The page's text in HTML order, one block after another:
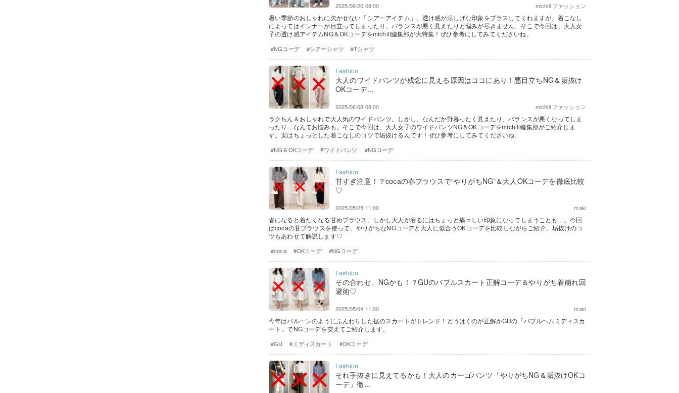
michill ファッション
2025/06/20 08:00
暑い季節のおしゃれに欠かせない「シアーアイテム」。透け感が涼しげな印象をプラスしてくれますが、着こなし
によってはインナーが目立ってしまったり、バランスが悪く見えたりと悩みが尽きません。そこで今回は、大人女
子の透け感アイテムNG＆OKコーデをmichill編集部が大特集！ぜひ参考にしてみてくださいね。
#NGコーデ #シアーシャツ #Tシャツ
大人のワイドパンツが残念に見える原因はココにあり！悪目立ちNG＆垢抜け
OKコーデ...
michill ファッション
2025/06/08 08:00
ラクちん＆おしゃれで大人気のワイドパンツ。しかし、なんだか野暮ったく見えたり、バランスが悪くなってしま
ったり…なんてお悩みも。そこで今回は、大人女子のワイドパンツNG＆OKコーデをmichill編集部がご紹介しま
す。実はちょっとした着こなしのコツで垢抜けるんです！ぜひ参考にしてみてくださいね。
#NG＆OKコーデ #ワイドパンツ #NGコーデ
甘すぎ注意！？cocaの春ブラウスで“やりがちNG”＆大人OKコーデを徹底比較
♡
maki
2025/05/25 11:00
春になると着たくなる甘めブラウス。しかし大人が着るにはちょっと痛々しい印象になってしまうことも…。今回
はcocaの甘ブラウスを使って、やりがちなNGコーデと大人に似合うOKコーデを比較しながらご紹介。垢抜けのコ
ツもあわせて解説します♡
#coca #OKコーデ #NGコーデ
その合わせ、NGかも！？GUのバブルスカート正解コーデ＆やりがち着崩れ回
避術♡
maki
2025/05/04 11:00
今年はバルーンのようにふんわりした裾のスカートがトレンド！どうはくのが正解かGUの「バブルヘムミディスカ
ート」でNGコーデを交えてご紹介します。
#GU #ミディスカート #OKコーデ
それ手抜きに見えてるかも！大人のカーゴパンツ「やりがちNG＆垢抜けOKコ
ーデ」徹...